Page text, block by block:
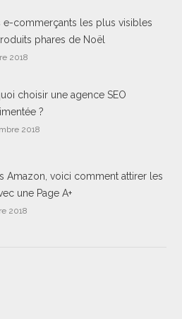
e-commerçants les plus visibles
phares de Noël
2018
choisir une agence SEO
?
2018
Amazon, voici comment attirer les
une Page A+
2018